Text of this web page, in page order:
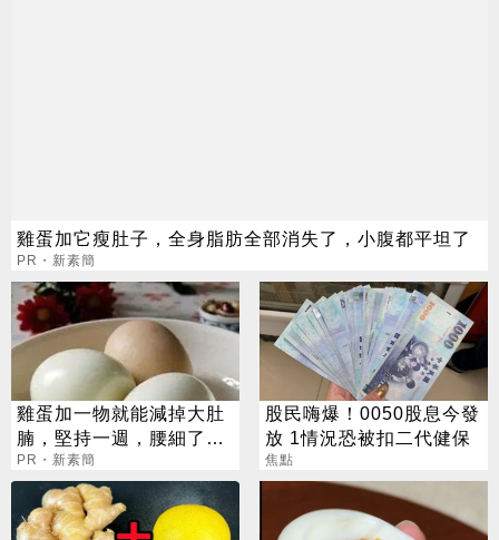
雞蛋加它瘦肚子，全身脂肪全部消失了，小腹都平坦了
PR・新素簡
雞蛋加一物就能減掉大肚
腩，堅持一週，腰細了，
瘦到你懷疑人生！
PR・新素簡
股民嗨爆！0050股息今發
放 1情況恐被扣二代健保
焦點